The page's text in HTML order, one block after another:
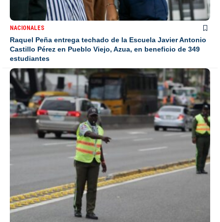
NACIONALES
Raquel Peña entrega techado de la Escuela Javier Antonio
Castillo Pérez en Pueblo Viejo, Azua, en beneficio de 349
estudiantes